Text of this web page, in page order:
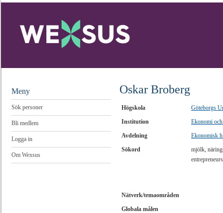
Meny
Sök personer
Bli medlem
Logga in
Om Wexsus
Oskar Broberg
Högskola
Göteborgs
Institution
Ekonomi
Avdelning
Ekonomisk
Sökord
mjölk,
Nätverk/temaområden
Globala målen